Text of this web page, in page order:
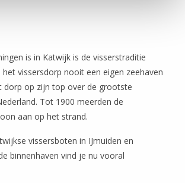
is in Katwijk is de visserstraditie
vissersdorp nooit een eigen zeehaven
dorp op zijn top over de grootste
Tot 1900 meerden de
aan op het strand.
vissersboten in IJmuiden en
binnenhaven vind je nu vooral